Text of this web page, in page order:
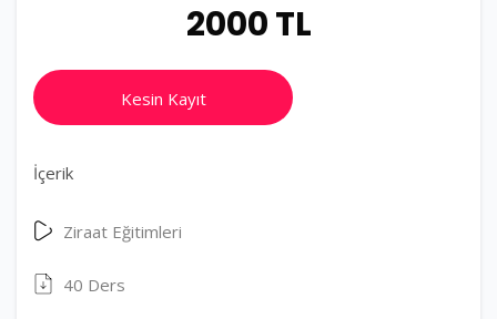
2000 TL
Kesin Kayıt
İçerik
Ziraat Eğitimleri
40 Ders